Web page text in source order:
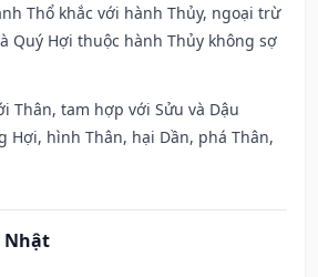
Thổ khắc với hành Thủy, ngoại trừ
Quý Hợi thuộc hành Thủy không sợ
Thân, tam hợp với Sửu và Dậu
Hợi, hình Thân, hại Dần, phá Thân,
Nhật